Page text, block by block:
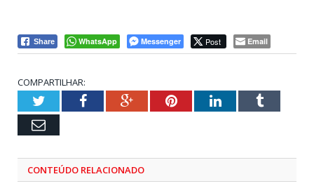
Share WhatsApp Messenger Post Email
COMPARTILHAR:
TwitterFacebookGoogle+PinterestLinkedInTumblr
Email
CONTEÚDO RELACIONADO